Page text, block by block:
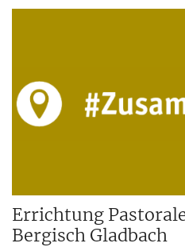
Errichtung
Bergisch Gladbach